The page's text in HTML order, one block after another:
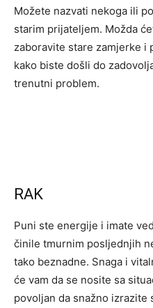
Možete nazvati nekoga ili
starim prijateljem. Možda
zaboravite stare zamjerke i
kako biste došli do
trenutni problem.
RAK
Puni ste energije i imate
činile tmurnim posljednjih
tako beznadne. Snaga i
će vam da se nosite sa
povoljan da snažno izrazite